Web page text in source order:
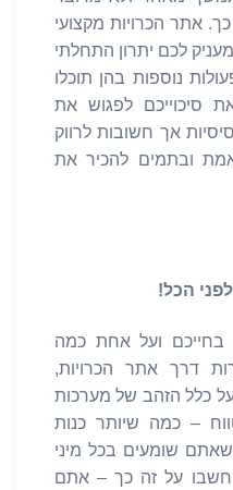
אתר הכרויות מקצועי
לכם יתרון התחלתי
נוספות בהן תוכלו
סיכוייכם לפגוש את
אך חשובות לרווק
ובתמים להכיר את
הכל!
בחייכם ועל אחת כמה
דרך אתר הכרויות,
כלל הזהב של מערכות
– כמה שיותר כנות
שאתם שומעים בכל מיני
חשבו על זה כך – אתם